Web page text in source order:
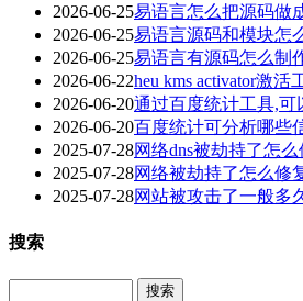
2026-06-25易语言怎么把源码做
2026-06-25易语言源码和模块怎
2026-06-25易语言有源码怎么制
2026-06-22heu kms activator激活
2026-06-20通过百度统计工具,
2026-06-20百度统计可分析哪些
2025-07-28网络dns被劫持了怎么
2025-07-28网络被劫持了怎么修
2025-07-28网站被攻击了一般多
搜索